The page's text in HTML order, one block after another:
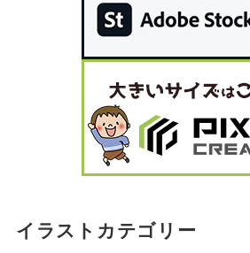
イラストカテゴリー